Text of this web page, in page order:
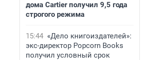
дома Cartier получил 9,5 года
строгого режима
15:44 «Дело книгоиздателей»:
экс-директор Popcorn Books
получил условный срок